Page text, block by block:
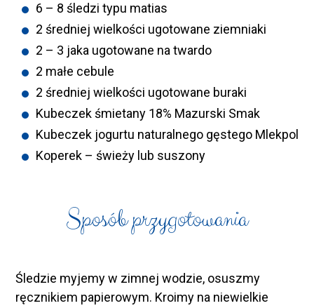
6 – 8 śledzi typu matias
2 średniej wielkości ugotowane ziemniaki
2 – 3 jaka ugotowane na twardo
2 małe cebule
2 średniej wielkości ugotowane buraki
Kubeczek śmietany 18% Mazurski Smak
Kubeczek jogurtu naturalnego gęstego Mlekpol
Koperek – świeży lub suszony
Sposób przygotowania
Śledzie myjemy w zimnej wodzie, osuszmy
ręcznikiem papierowym. Kroimy na niewielkie